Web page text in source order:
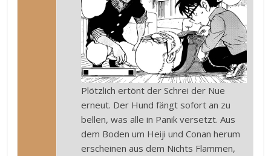
Plötzlich ertönt der Schrei der Nue
erneut. Der Hund fängt sofort an zu
bellen, was alle in Panik versetzt. Aus
dem Boden um Heiji und Conan herum
erscheinen aus dem Nichts Flammen,